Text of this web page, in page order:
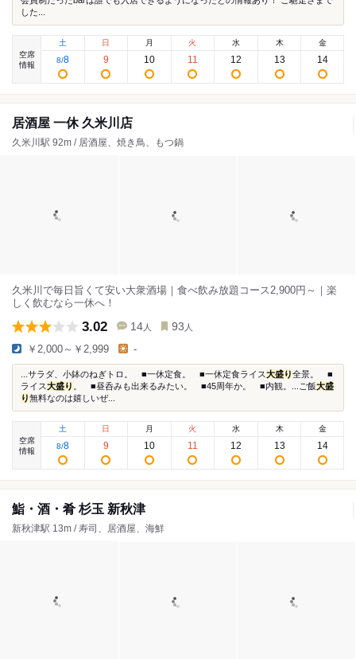
した...
空席
情報
土
8/8
日
9
月
10
火
11
水
12
木
13
金
14
居酒屋 一休 久米川店
久米川駅 92m / 居酒屋、焼き鳥、もつ鍋
久米川で毎日旨くて安い大衆酒場｜食べ飲み放題コース2,900円～｜楽
しく飲むなら一休へ！
3.02 14 人 93 人
￥2,000～￥2,999 -
...サラダ、小鉢のねぎトロ。 ■一休定食。 ■一休定食ライス大盛り全景。 ■
ライス大盛り 。 ■昼呑みも出来るみたい。 ■45周年か。 ■内観。...ご飯大盛
り無料なのは嬉しいぜ...
空席
情報
土
8/8
日
9
月
10
火
11
水
12
木
13
金
14
鮨・酒・肴 杉玉 新秋津
新秋津駅 13m / 寿司、居酒屋、海鮮